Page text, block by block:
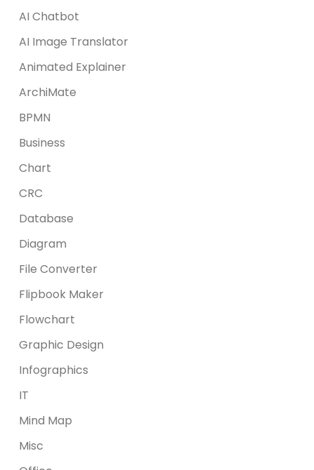
AI Chatbot
AI Image Translator
Animated Explainer
ArchiMate
BPMN
Business
Chart
CRC
Database
Diagram
File Converter
Flipbook Maker
Flowchart
Graphic Design
Infographics
IT
Mind Map
Misc